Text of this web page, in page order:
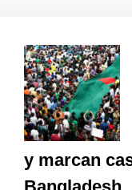
y marcan